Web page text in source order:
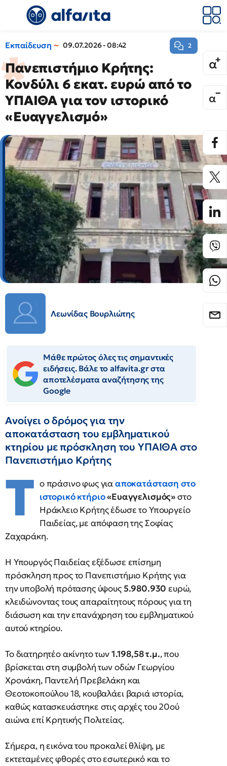
Εκπαίδευση 09.07.2026 - 08:42 2
Πανεπιστήμιο Κρήτης:
Κονδύλι 6 εκατ. ευρώ από το
ΥΠΑΙΘΑ για τον ιστορικό
«Ευαγγελισμό»
Λεωνίδας Βουρλιώτης
Μάθε πρώτος όλες τις σημαντικές
ειδήσεις. Βάλε το alfavita.gr στα
αποτελέσματα αναζήτησης της
Google
Ανοίγει ο δρόμος για την
αποκατάσταση του εμβληματικού
κτηρίου με πρόσκληση του ΥΠΑΙΘΑ στο
Πανεπιστήμιο Κρήτης
Τ ο πράσινο φως γιααποκατάσταση στο
ιστορικό κτήριο«Ευαγγελισμός»στο
Ηράκλειο Κρήτης έδωσε το Υπουργείο
Παιδείας, με απόφαση της Σοφίας
Ζαχαράκη.
Η Υπουργός Παιδείας εξέδωσε επίσημη
πρόσκληση προς το Πανεπιστήμιο Κρήτης για
την υποβολή πρότασης ύψους5.980.930ευρώ,
κλειδώνοντας τους απαραίτητους πόρους για τη
διάσωση και την επανάχρηση του εμβληματικού
αυτού κτηρίου.
Το διατηρητέο ακίνητο των1.198,58 τ.μ., που
βρίσκεται στη συμβολή των οδών Γεωργίου
Χρονάκη, Παντελή Πρεβελάκη και
Θεοτοκοπούλου 18, κουβαλάει βαριά ιστορία,
καθώς κατασκευάστηκε στις αρχές του 20ού
αιώνα επί Κρητικής Πολιτείας.
Σήμερα, η εικόνα του προκαλεί θλίψη, με
εκτεταμένες φθορές στο εσωτερικό και το